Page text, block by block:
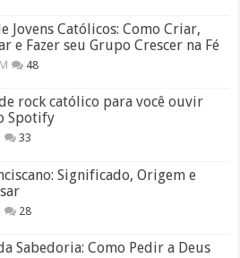
Jovens Católicos: Como Criar,
e Fazer seu Grupo Crescer na Fé
48
rock católico para você ouvir
Spotify
33
Significado, Origem e
28
Sabedoria: Como Pedir a Deus